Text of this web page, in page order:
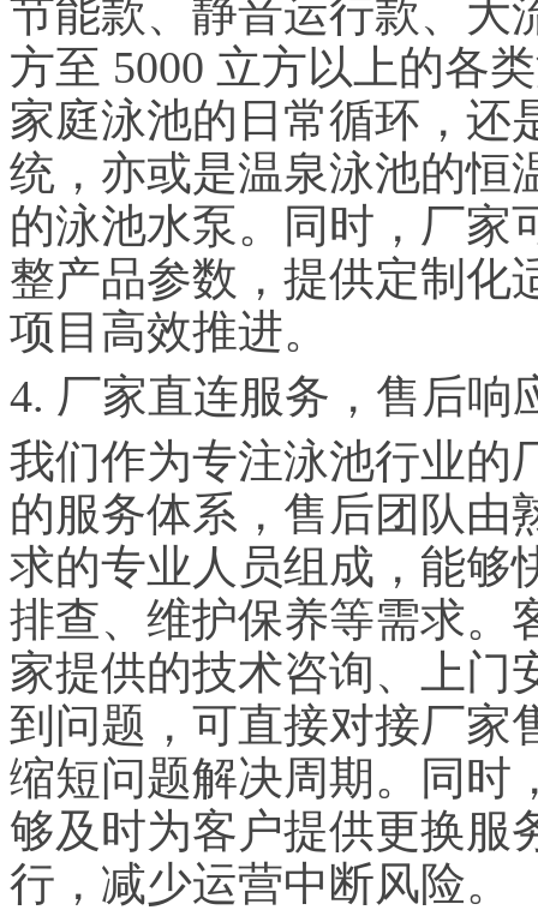
节能款、静音运行款、大
方至 5000 立方以上的各
家庭泳池的日常循环，还
统，亦或是温泉泳池的恒
的泳池水泵。同时，厂家
整产品参数，提供定制化
项目高效推进。
4. 厂家直连服务，售后响
我们作为专注泳池行业的
的服务体系，售后团队由
求的专业人员组成，能够
排查、维护保养等需求。
家提供的技术咨询、上门
到问题，可直接对接厂家
缩短问题解决周期。同时
够及时为客户提供更换服
行，减少运营中断风险。